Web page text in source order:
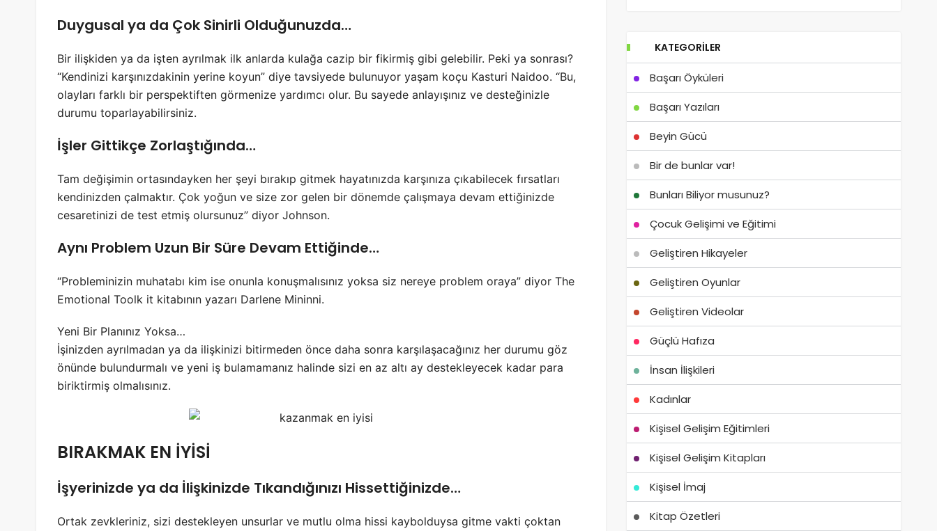
Duygusal ya da Çok Sinirli Olduğunuzda…
Bir ilişkiden ya da işten ayrılmak ilk anlarda kulağa cazip bir fikirmiş gibi gelebilir. Peki ya sonrası?
“Kendinizi karşınızdakinin yerine koyun” diye tavsiyede bulunuyor yaşam koçu Kasturi Naidoo. “Bu,
olayları farklı bir perspektiften görmenize yardımcı olur. Bu sayede anlayışınız ve desteğinizle
durumu toparlayabilirsiniz.
İşler Gittikçe Zorlaştığında…
Tam değişimin ortasındayken her şeyi bırakıp gitmek hayatınızda karşınıza çıkabilecek fırsatları
kendinizden çalmaktır. Çok yoğun ve size zor gelen bir dönemde çalışmaya devam ettiğinizde
cesaretinizi de test etmiş olursunuz” diyor Johnson.
Aynı Problem Uzun Bir Süre Devam Ettiğinde…
“Probleminizin muhatabı kim ise onunla konuşmalısınız yoksa siz nereye problem oraya” diyor The
Emotional Toolk it kitabının yazarı Darlene Mininni.
Yeni Bir Planınız Yoksa…
İşinizden ayrılmadan ya da ilişkinizi bitirmeden önce daha sonra karşılaşacağınız her durumu göz
önünde bulundurmalı ve yeni iş bulamamanız halinde sizi en az altı ay destekleyecek kadar para
biriktirmiş olmalısınız.
BIRAKMAK EN İYİSİ
İşyerinizde ya da İlişkinizde Tıkandığınızı Hissettiğinizde…
Ortak zevkleriniz, sizi destekleyen unsurlar ve mutlu olma hissi kaybolduysa gitme vakti çoktan
KATEGORILER
Başarı Öyküleri
Başarı Yazıları
Beyin Gücü
Bir de bunlar var!
Bunları Biliyor musunuz?
Çocuk Gelişimi ve Eğitimi
Geliştiren Hikayeler
Geliştiren Oyunlar
Geliştiren Videolar
Güçlü Hafıza
İnsan İlişkileri
Kadınlar
Kişisel Gelişim Eğitimleri
Kişisel Gelişim Kitapları
Kişisel İmaj
Kitap Özetleri